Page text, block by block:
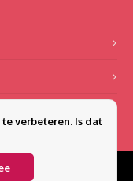
verbeteren. Is dat